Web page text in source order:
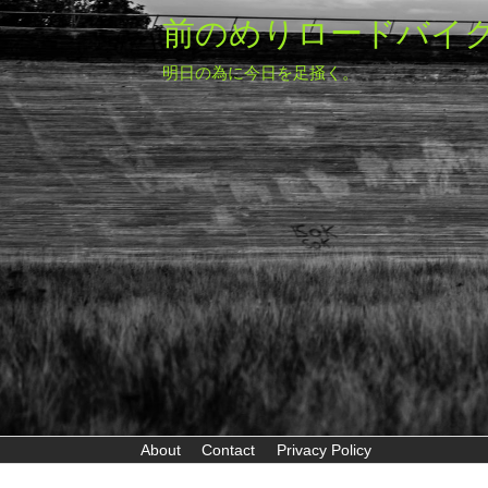
前のめりロードバイ
明日の為に今日を足掻く。
About Contact Privacy Policy